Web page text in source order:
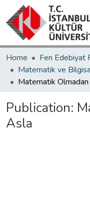
Home
Matematik
Publication:
Asla